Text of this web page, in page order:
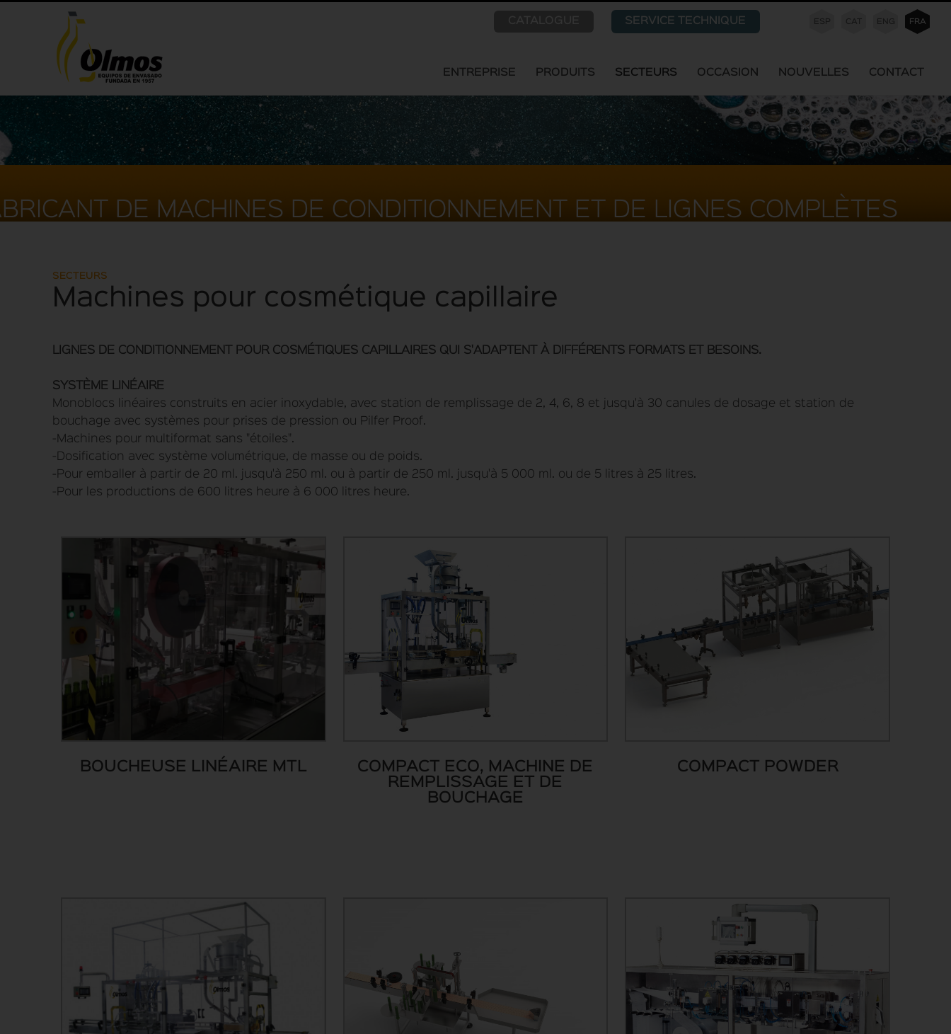
SERVICE TECHNIQUE ESP CAT ENG FRA
ENTREPRISE PRODUITS SECTEURS OCCASION NOUVELLES CONTACT
DE MACHINES DE CONDITIONNEMENT ET DE LIGNES COMPLÈTES
SECTEURS
Machines pour cosmétique capillaire
LIGNES DE CONDITIONNEMENT POUR COSMÉTIQUES CAPILLAIRES QUI S'ADAPTENT À DIFFÉRENTS FORMATS ET BESOINS.
SYSTÈME LINÉAIRE
Monoblocs linéaires construits en acier inoxydable, avec station de remplissage de 2, 4, 6, 8 et jusqu'à 30 canules de dosage et station de
bouchage avec systèmes pour prises de pression ou Pilfer Proof.
-Machines pour multiformat sans "étoiles".
-Dosification avec système volumétrique, de masse ou de poids.
-Pour emballer à partir de 20 ml. jusqu'à 250 ml. ou à partir de 250 ml. jusqu'à 5 000 ml. ou de 5 litres à 25 litres.
-Pour les productions de 600 litres heure à 6 000 litres heure.
BOUCHEUSE LINÉAIRE MTL
COMPACT ECO, MACHINE DE
REMPLISSAGE ET DE
BOUCHAGE
COMPACT POWDER